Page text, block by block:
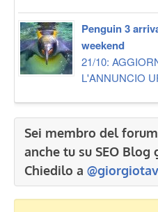
Penguin 3
weekend
21/10:
L'ANNUNCIO
Sei membro del
anche tu su SEO Blog
Chiedilo a